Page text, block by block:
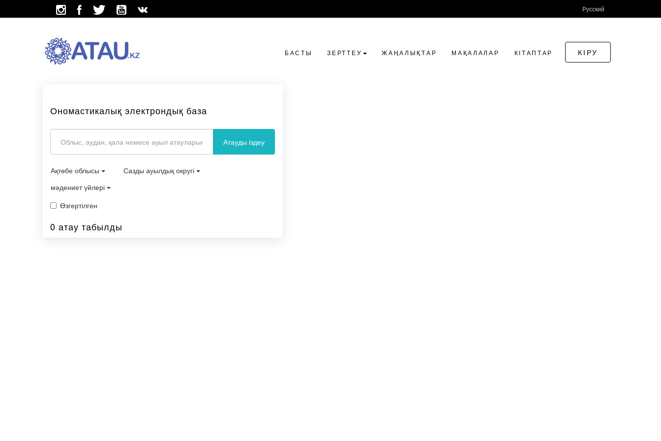
Русский
БАСТЫ ЗЕРТТЕУ ЖАҢАЛЫҚТАР МАҚАЛАЛАР КІТАПТАР КІРУ
Ономастикалық электрондық база
Атауды іздеу
Ақтөбе облысы
Сазды ауылдық округі
мәдениет үйлері
Өзгертілген
0 атау табылды